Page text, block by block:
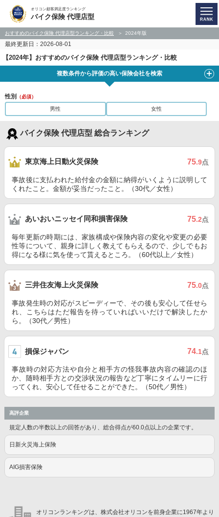
オリコン顧客満足度ランキング
バイク保険 代理店型
おすすめのバイク保険 代理店型ランキング・比較 2024年版
最終更新日：2026-08-01
【2024年】おすすめのバイク保険 代理店型ランキング・比較
複数条件から評価の高い保険会社を検索
性別 （必須）
男性 女性
バイク保険 代理店型 総合ランキング
東京海上日動火災保険 75.9点
事故後に支払われた給付金の金額に納得がいくように説明して
くれたこと。金額が妥当だったこと。（30代／女性）
あいおいニッセイ同和損害保険 75.2点
毎年更新の時期には、家族構成や保険内容の変化や変更の必要
性等について、親身に詳しく教えてもらえるので、少しでもお
得になる様に気を使って貰えるところ。（60代以上／女性）
三井住友海上火災保険 75.0点
事故発生時の対応がスピーディーで、その後も安心して任せら
れ、こちらはただ報告を待っていればいいだけで解決したか
ら。（30代／男性）
損保ジャパン 74.1点
事故時の対応方法や自分と相手方の怪我事故内容の確認のほ
か、随時相手方との交渉状況の報告など丁寧にタイムリーに行
ってくれ、安心して任せることができた。（50代／男性）
高評企業
規定人数の半数以上の回答があり、総合得点が60.0点以上の企業です。
日新火災海上保険
AIG損害保険
オリコンランキングは、株式会社オリコンを前身企業に1967年より